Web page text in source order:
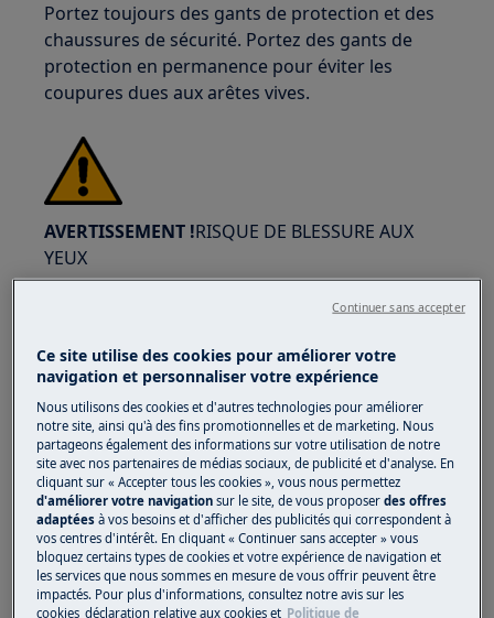
Portez toujours des gants de protection et des
chaussures de sécurité. Portez des gants de
protection en permanence pour éviter les
coupures dues aux arêtes vives.
AVERTISSEMENT !RISQUE DE BLESSURE AUX
YEUX
Portez des lunettes de sécurité si vous effectuez
des travaux de maintenance ou de réparation
impliquant des ressorts.
ATTENTION !RISQUE DE BRÛLURES
Ce site utilise des cookies pour améliorer votre
navigation et personnaliser votre expérience
Nous utilisons des cookies et d'autres technologies pour améliorer
notre site, ainsi qu'à des fins promotionnelles et de marketing. Nous
partageons également des informations sur votre utilisation de notre
site avec nos partenaires de médias sociaux, de publicité et d'analyse. En
cliquant sur « Accepter tous les cookies », vous nous permettez
d'améliorer votre navigation sur le site, de vous proposerdes offres
adaptées à vos besoins et d'afficher des publicités qui correspondent à
vos centres d'intérêt. En cliquant « Continuer sans accepter » vous
bloquez certains types de cookies et votre expérience de navigation et
les services que nous sommes en mesure de vous offrir peuvent être
impactés. Pour plus d'informations, consultez notre avis sur les
cookies déclaration relative aux cookies et Politique de
Continuer sans accepter